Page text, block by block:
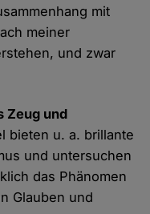
mit
meiner
und zwar
Zeug und
bieten u. a. brillante
und untersuchen
das Phänomen
Glauben und